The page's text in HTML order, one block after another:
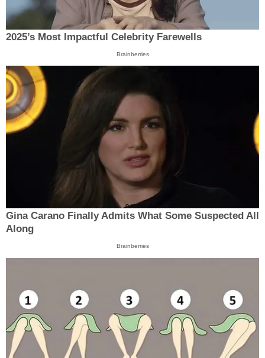
2025’s Most Impactful Celebrity Farewells
Brainberries
Gina Carano Finally Admits What Some Suspected All
Along
Brainberries